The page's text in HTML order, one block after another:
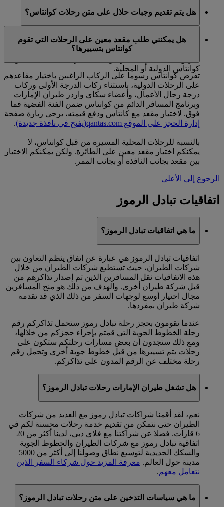
هل يتم تقديم وجبات حلال على متن رحلات كوانتاس؟
بالنسبة للمسافرين على مسارات كوانتاس كجزء من رحلة
تبادل رموز مع طيران الإمارات أو من خلال حجز تم عن
كوانتاس الدولية أو المحلية.
هل يمكنني طلب مقعد معين على الرحلات التي تقوم
كوانتاس بتسييرها؟
تفرض كوانتاس رسوما على الركاب الراغبين باختيار مقاعدهم
على الرحلات الدولية، باستثناء ركاب الدرجة الأولى وركاب
درجة رجال الأعمال، وأعضاء سكاي واردز طيران الإمارات
وبرنامج المسافر الدائم من كوانتاس ضمن الفئة الفضية فما
فوق. لاختيار مقعد مع كانتاس ودفع قيمته، يرجى زيارة صفحة
إدارة الحجز على الموقع qantas.com
(يفتح في نافذة جديدة).
بالنسبة للرحلات المحلية المسيرة من قبل كوانتاس، لا
يمكنكم اختيار مقعد معين على الطائرة. ولكن يمكنكم الاختيار
بين مقعد بجانب النافذة أو بجانب الممر.
الرجوع إلى الأعلى
اتفاقيات تبادل الرموز
ما هي اتفاقيات تبادل الرموز؟
اتفاقيات تبادل الرموز هي عبارة عن اتفاق ينظم التعاون بين
شركات الطيران، حيث تستطيع شركات الطيران من خلال
هذه الاتفاقيات نقل المسافرين الذين تم إصدار تذاكرهم من
قبل شركة طيران أخرى. والهدف من ذلك هو منح المسافرين
مجال اختيار أوسع لوجهات السفر من ذلك الذي قد تقدمه
شركة طيران بمفردها.
عندما تقومون بحجز رحلة تبادل رموز ستحمل تذاكركم رقم
رحلة الخطوط الجوية التي قمتم بإجراء حجزكم من خلالها،
ومع ذلك ستجدون أن بعض مسارات رحلتكم ستكون على
رحلات يتم تسييرها من قبل خطوط جوية أخرى وتحمل رقم
رحلة مختلف عن الرقم المدون على تذاكركم.
هل تشغل طيران الإمارات رحلات تبادل الرموز؟
نعم، لقد أقمنا شراكات تبادل رموز مع العديد من شركات
الطيران حتى نتمكن من تقديم خدمة رحلات محسنة لكم في
6 قارات. فضلا عن شراكتنا مع فلاي دبي، لدينا أكثر من 20
اتفاقية تبادل رموز مع شركات الطيران والخطوط الجوية
والسكك الحديدية لتوسيع نطاق وصولنا إلى أكثر من 5000
مدينة حول العالم. معرفة المزيد حول شركاء السفر الذين
نتعامل معهم.
ما هي سياسات التدخين على متن رحلات تبادل الرموز؟